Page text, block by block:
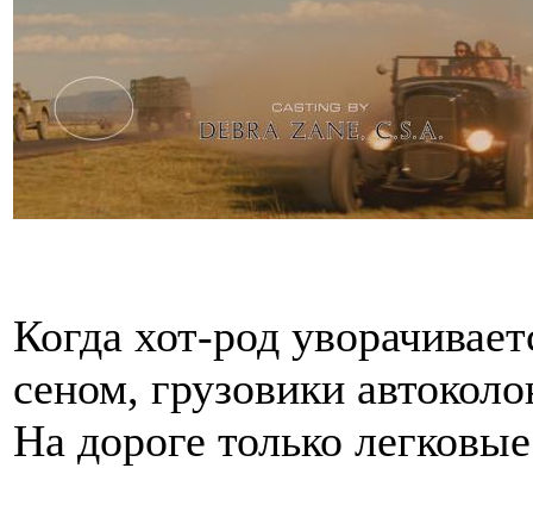
Когда хот-род
сеном, грузовики
На дороге только